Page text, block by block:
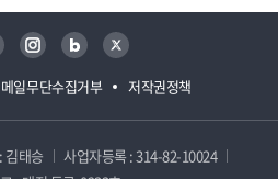
일무단수집거부 저작권정책
인스타그램 블로그 트위터
김태승
사업자등록 : 314-82-10024